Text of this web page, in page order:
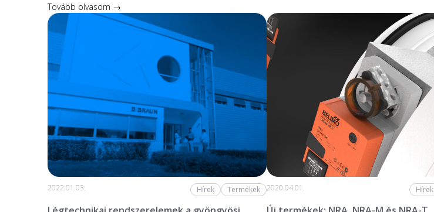
Tovább olvasom →
2022.01.03. Hírek Termékek 2020.04.01. Hírek